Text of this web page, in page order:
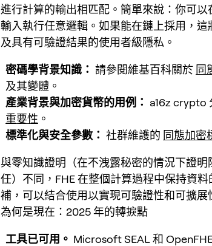
進行計算的輸出相匹配。簡單來說：你可
輸入執行任意邏輯。如果能在鏈上採用，
及具有可驗證結果的使用者級隱私。
密碼學背景知識： 請參閱維基百科關於 同
及其變體。
產業背景與加密貨幣的用例： a16z crypto
重要性 。
標準化與安全參數： 社群維護的 同態加密
與零知識證明（在不洩露秘密的情況下證
任）不同，FHE 在整個計算過程中保持資
補，可以結合使用以實現可驗證性和可擴展
為何是現在：2025 年的轉捩點
工具已可用。 Microsoft SEAL 和